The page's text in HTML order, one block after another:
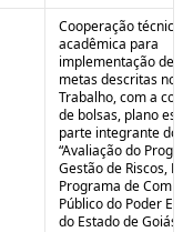
Cooperação
acadêmica para
implementação de
metas descritas no
Trabalho, com a
de bolsas, plano
parte integrante do
“Avaliação do
Gestão de Riscos,
Programa de
Público do Poder
do Estado de